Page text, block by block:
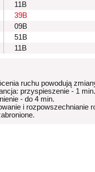
11B
39B
09B
51B
11B
ruchu powodują
przyspieszenie - 1 min.
- do 4 min.
i rozpowszechnianie